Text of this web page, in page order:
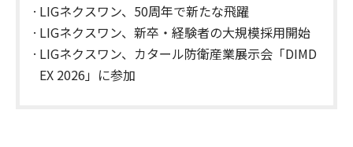
LIGネクスワン、50周年で新たな飛躍
LIGネクスワン、新卒・経験者の大規模採用開始
LIGネクスワン、カタール防衛産業展示会「DIMD
EX 2026」に参加